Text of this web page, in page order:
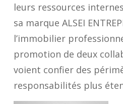
leurs ressources
sa marque ALSEI
l’immobilier
promotion de deux
voient confier des
responsabilités plus